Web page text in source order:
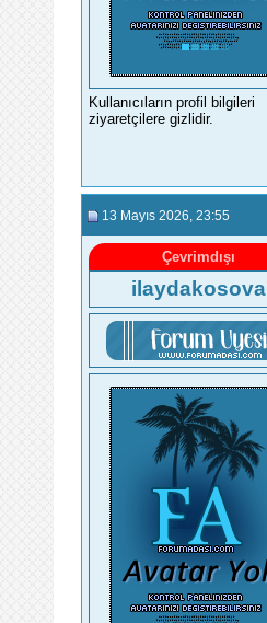
Kullanıcıların profil bilgileri
ziyaretçilere gizlidir.
13 Mayıs 2026 , 23:55
Çevrimdışı
ilaydakosova